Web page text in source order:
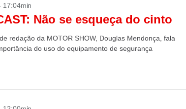
17:04min
Não se esqueça do cinto
redação da MOTOR SHOW, Douglas Mendonça, fala
do uso do equipamento de segurança